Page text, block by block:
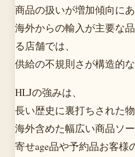
商品の扱いが増加傾向にあ
海外からの輸入が主要な
る店舗では、
供給の不規則さが構造的な
HLJの強みは、
長い歴史に裏打ちされた物
海外含めた幅広い商品ソ
寄せage品や予約品お客様